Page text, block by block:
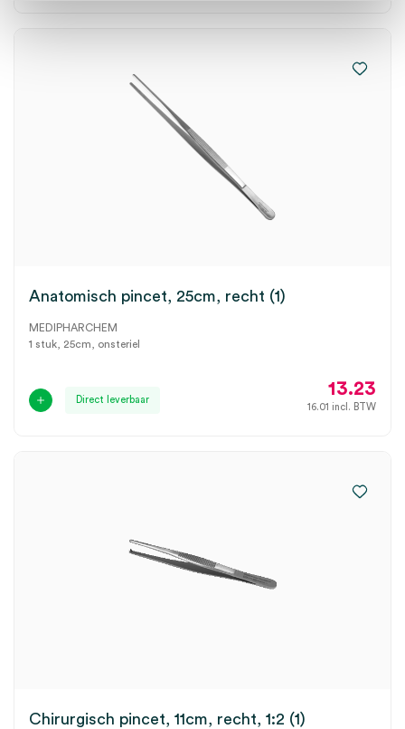
Anatomisch pincet, 25cm, recht (1)
MEDIPHARCHEM
1 stuk, 25cm, onsteriel
Direct leverbaar
13.23
16.01 incl. BTW
Chirurgisch pincet, 11cm, recht, 1:2 (1)